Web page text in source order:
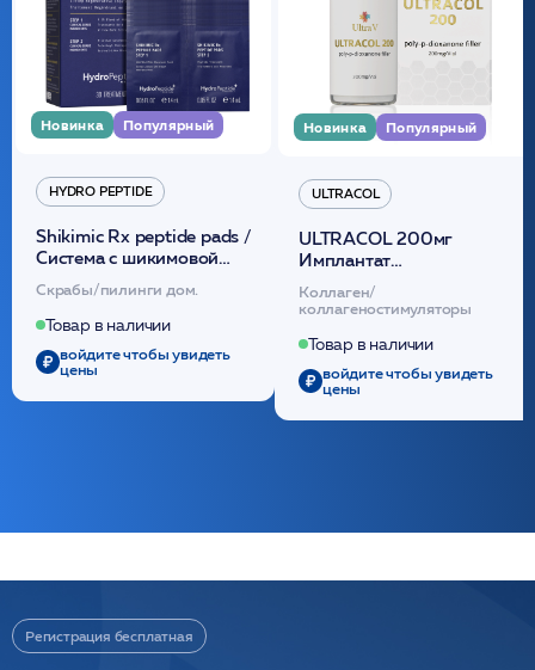
Новинка Популярный
HYDRO PEPTIDE
Shikimic Rx peptide pads /
Cистема с шикимовой
кислотой обновляющая
(30шт) /HP
Скрабы/пилинги дом.
Товар в наличии
войдите чтобы увидеть
цены
Новинка Популярный
ULTRACOL
ULTRACOL 200мг
Имплантат
внутридермальный,
стерильный на основе
полидиоксанона
/ULTRACOL
Коллаген/
коллагеностимуляторы
Товар в наличии
войдите чтобы увидеть
цены
Регистрация бесплатная